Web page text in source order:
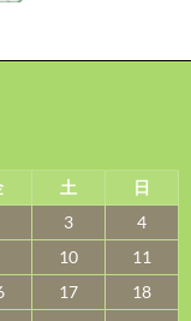
土
日
3
4
10
11
17
18